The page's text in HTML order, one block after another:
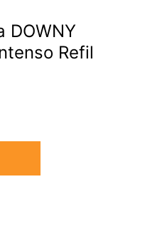
DOWNY
Refil